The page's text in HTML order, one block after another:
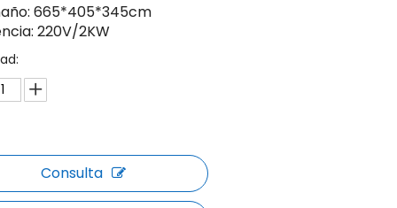
665*405*345cm
220V/2KW
Consulta